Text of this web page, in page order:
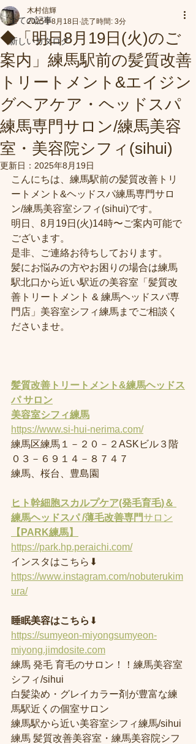
全ての記事
新しいカタログ
◆「明日8月19日(火)のご
案内」練馬駅前の髪質改善
トリートメント&エイジン
グヘアケア・ヘッドスパ
練馬専門サロン/練馬美容
室・美容院シフィ(sihui)
木村信輝
2025年8月18日 読了時間: 3分
更新日： 2025年8月19日
こんにちは、練馬駅前の髪質改善トリ
ートメント&ヘッドスパ練馬専門サロ
ン/練馬美容室シフィ(sihui)です。
明日、8月19日(火)14時〜ご案内可能で
ございます。
是非、ご連絡お待ちしております。
髪にお悩みの方やお困りの場合は練馬
駅北口から近い駅近の美容室「髪質改
善トリートメント & 練馬ヘッドスパ専
門店」美容室シフィ練馬までご相談く
ださいませ。
髪質改善トリートメント&練馬ヘッドス
パ サロン
美容室シフィ練馬
https://www.si-hui-nerima.com/
練馬区練馬１－２０－２ASKビル３階
０３－６９１４－８７４７
練馬、桜台、豊島園
ヒト幹細胞スカルプケア(発毛育毛)＆
練馬ヘッドスパ /薄毛改善専門サロン
【PARK練馬】
https://park.hp.peraichi.com/
インスタはこちら⬇︎
https://www.instagram.com/nobuterukim
ura/
睡眠美容はこちら ⬇︎
https://sumyeon-miyongsumyeon-
miyong.jimdosite.com
練馬 発毛 育毛のサロン！！練馬美容室
シフィ/sihui
白髪染め・グレイカラー剤が豊富な練
馬駅近くの個室サロン
練馬駅から近い美容室シフィ練馬/sihui
練馬 髪質改善美容室・練馬美容院シフ